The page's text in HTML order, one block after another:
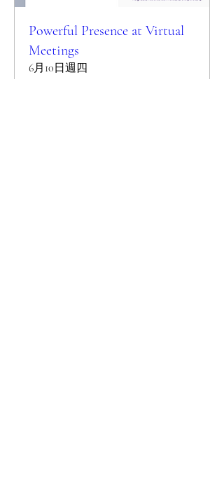
Powerful Presence at Virtual
Meetings
6月10日週四